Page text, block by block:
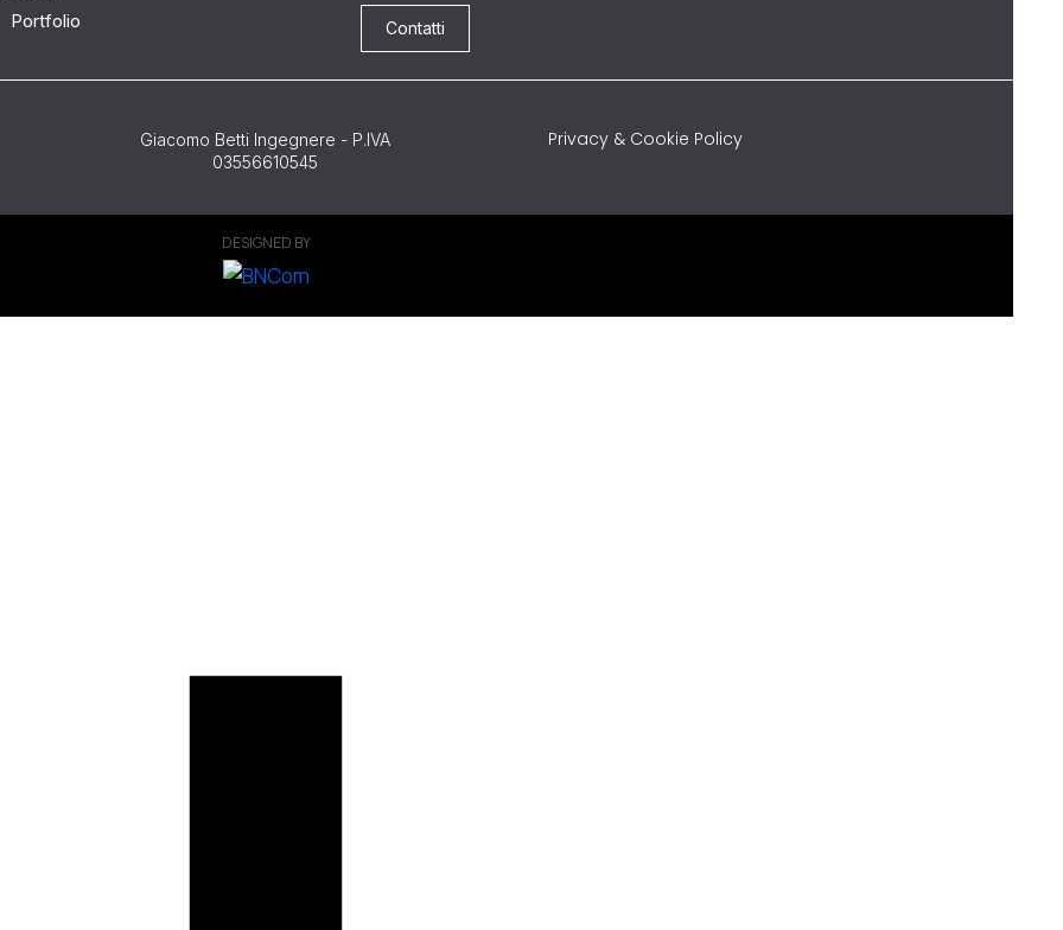
Portfolio
Contatti
Giacomo Betti Ingegnere - P.IVA
03556610545
Privacy & Cookie Policy
DESIGNED BY